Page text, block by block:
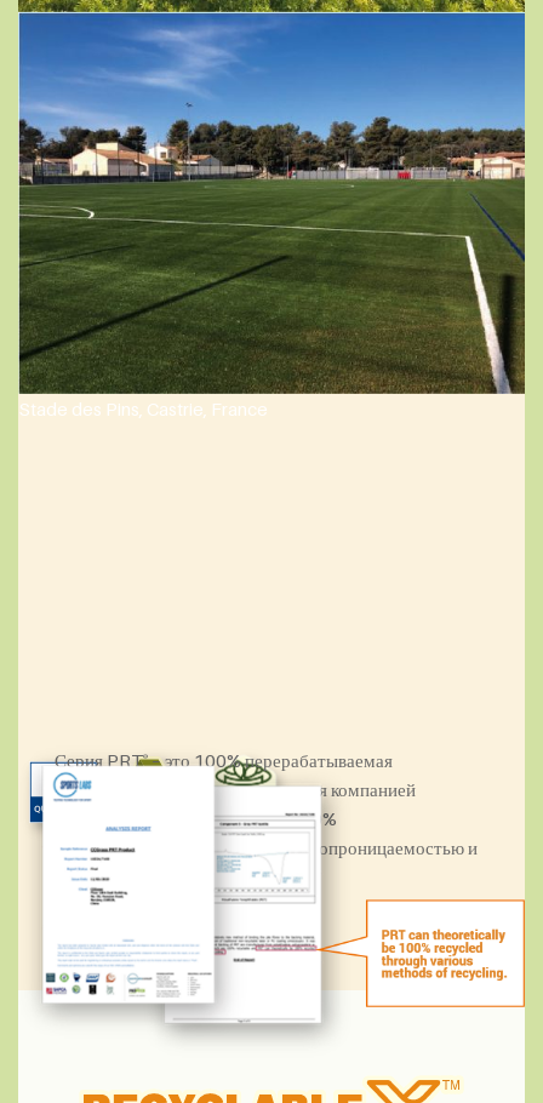
W Haagse Hout, Den Haag, the Netherlands
Stade des Pins, Castrie, France
Серия PRT®– это 100% перерабатываемая
искусственная трава, выпускаемая компанией
CCGrass, которая отличается 100%
перерабатываемостью, супер водопроницаемостью и
прочной фиксацией дерна.
УЗНАТЬ БОЛЬШЕ